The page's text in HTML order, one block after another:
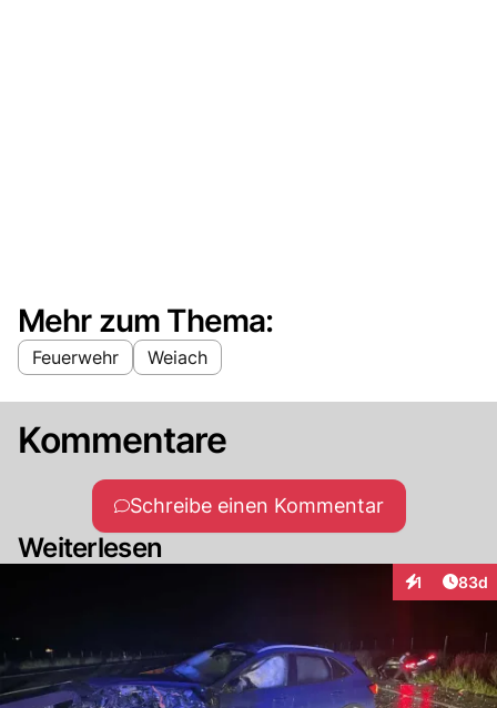
Mehr zum Thema:
Feuerwehr Weiach
Kommentare
Schreibe einen Kommentar
Weiterlesen
1
Interaktionen
83d